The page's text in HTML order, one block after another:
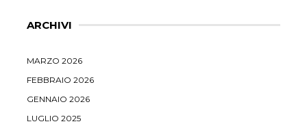
ARCHIVI
MARZO 2026
FEBBRAIO 2026
GENNAIO 2026
LUGLIO 2025